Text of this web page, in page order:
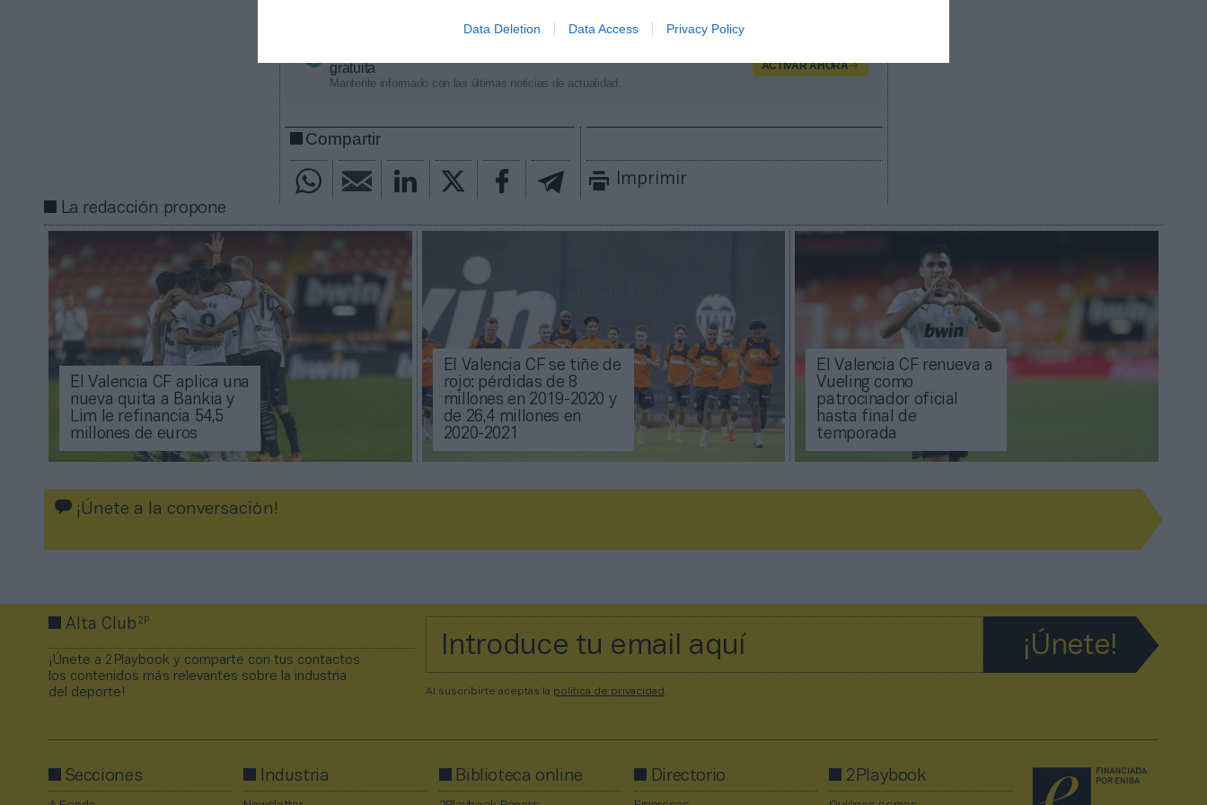
Data Deletion Data Access Privacy Policy
gratuita
Mantente informado con las últimas noticias de actualidad.
ACTIVAR AHORA
Compartir
Imprimir
La redacción propone
El Valencia CF aplica una
nueva quita a Bankia y
Lim le refinancia 54,5
millones de euros
El Valencia CF se tiñe de
rojo: pérdidas de 8
millones en 2019-2020 y
de 26,4 millones en
2020-2021
El Valencia CF renueva a
Vueling como
patrocinador oficial
hasta final de
temporada
¡Únete a la conversación!
Alta Club2P
¡Únete a 2Playbook y comparte con tus contactos
los contenidos más relevantes sobre la industria
del deporte!
Al suscribirte aceptas la política de privacidad
Secciones Industria Biblioteca online Directorio 2Playbook